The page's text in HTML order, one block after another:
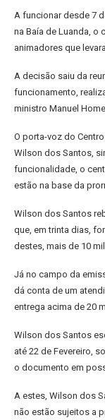
A funcionar desde 7
na Baía de Luanda, o
animadores que
A decisão saiu da
funcionamento,
ministro Manuel
O porta-voz do
Wilson dos Santos,
funcionalidade, o
estão na base da
Wilson dos Santos
que, em trinta dias,
destes, mais de 10
Já no campo da
dá conta de um
entrega acima de 20
Wilson dos Santos
até 22 de Fevereiro,
o documento em
A estes, Wilson dos
não estão sujeitos a